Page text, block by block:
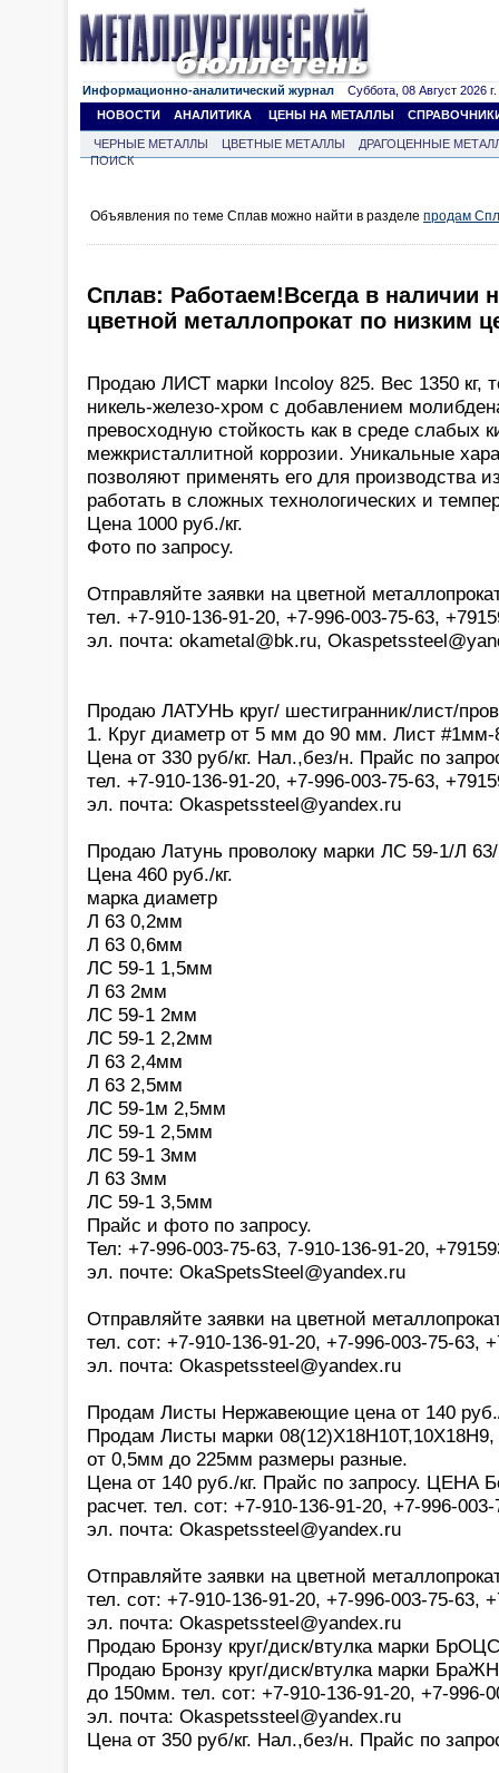
Информационно-аналитический журнал Суббота, 08 Август 2026 г.
НОВОСТИ
АНАЛИТИКА ЦЕНЫ НА МЕТАЛЛЫ
ЧЕРНЫЕ МЕТАЛЛЫ ЦВЕТНЫЕ МЕТАЛЛЫ
ДРАГОЦЕННЫЕ
ПОИСК
Объявления по теме Сплав можно найти в разделе продам
Сплав: Работаем!Всегда в наличии
цветной металлопрокат по низким
Продаю ЛИСТ марки Incoloy 825. Вес 1350 кг,
никель-железо-хром с добавлением
превосходную стойкость как в среде слабых
межкристаллитной коррозии. Уникальные
позволяют применять его для производства
работать в сложных технологических и
Цена 1000 руб./кг.
Фото по запросу.
Отправляйте заявки на цветной
тел. +7-910-136-91-20, +7-996-003-75-63,
эл. почта: okametal@bk.ru,
Продаю ЛАТУНЬ круг/ шестигранник/лист/
1. Круг диаметр от 5 мм до 90 мм. Лист
Цена от 330 руб/кг. Нал.,без/н. Прайс по
тел. +7-910-136-91-20, +7-996-003-75-63,
эл. почта: Okaspetssteel@yandex.ru
Продаю Латунь проволоку марки ЛС 59-1/Л
Цена 460 руб./кг.
марка диаметр
Л 63 0,2мм
Л 63 0,6мм
ЛС 59-1 1,5мм
Л 63 2мм
ЛС 59-1 2мм
ЛС 59-1 2,2мм
Л 63 2,4мм
Л 63 2,5мм
ЛС 59-1м 2,5мм
ЛС 59-1 2,5мм
ЛС 59-1 3мм
Л 63 3мм
ЛС 59-1 3,5мм
Прайс и фото по запросу.
Тел: +7-996-003-75-63, 7-910-136-91-20,
эл. почте: OkaSpetsSteel@yandex.ru
Отправляйте заявки на цветной
тел. сот: +7-910-136-91-20, +7-996-003-75-63,
эл. почта: Okaspetssteel@yandex.ru
Продам Листы Нержавеющие цена от 140
Продам Листы марки
от 0,5мм до 225мм размеры разные.
Цена от 140 руб./кг. Прайс по запросу. ЦЕНА
расчет. тел. сот: +7-910-136-91-20, +7-996-
эл. почта: Okaspetssteel@yandex.ru
Отправляйте заявки на цветной
тел. сот: +7-910-136-91-20, +7-996-003-75-63,
эл. почта: Okaspetssteel@yandex.ru
Продаю Бронзу круг/диск/втулка марки
Продаю Бронзу круг/диск/втулка марки
до 150мм. тел. сот: +7-910-136-91-20, +7-996-
эл. почта: Okaspetssteel@yandex.ru
Цена от 350 руб/кг. Нал.,без/н. Прайс по